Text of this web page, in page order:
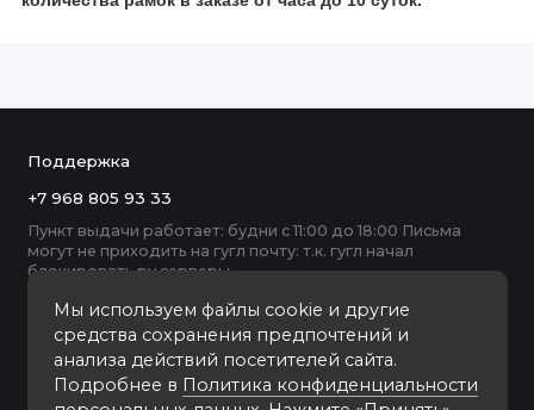
Мы используем файлы cookie и другие
средства сохранения предпочтений и
анализа действий посетителей сайта.
Подробнее в Политика конфиденциальности
Поддержка
+7 968 805 93 33
Пункт выдачи работает: будни с 11:00 до 18:00 Письма
могут не приходить на гугл почту: т.к. гугл начал
блокировать ру серверы